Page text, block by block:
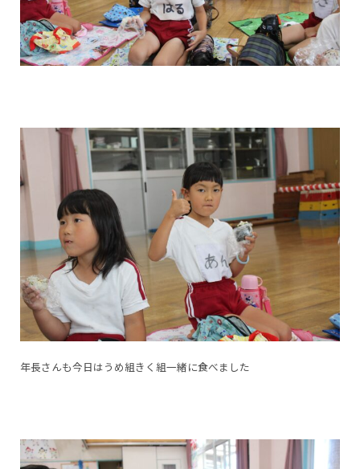
年長さんも今日はうめ組きく組一緒に食べました